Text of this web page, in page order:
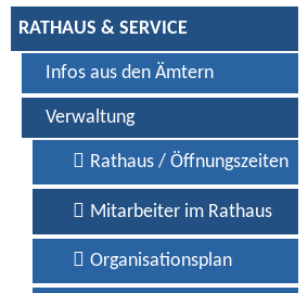
RATHAUS & SERVICE
Infos aus den Ämtern
Verwaltung
Rathaus / Öffnungszeiten
Mitarbeiter im Rathaus
Organisationsplan